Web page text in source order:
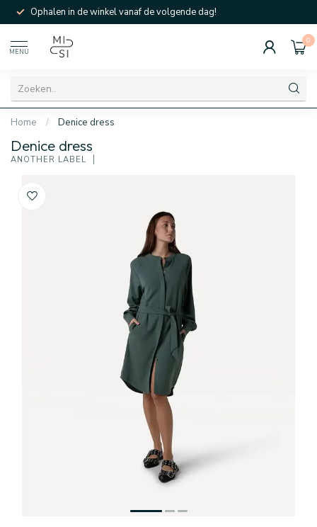
Ophalen in de winkel vanaf de volgende dag!
MENU
0
Home / Denice dress
Denice dress
ANOTHER LABEL